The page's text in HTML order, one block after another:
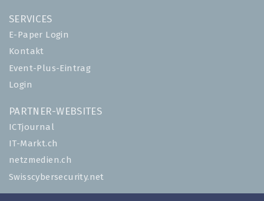
SERVICES
E-Paper Login
Kontakt
Event-Plus-Eintrag
Login
PARTNER-WEBSITES
ICTjournal
IT-Markt.ch
netzmedien.ch
Swisscybersecurity.net